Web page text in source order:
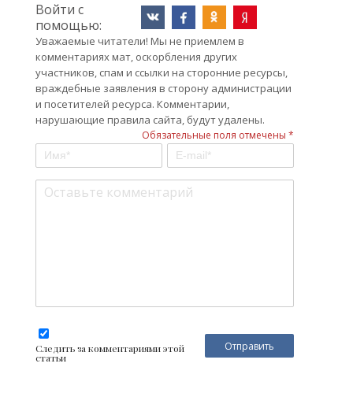
Войти с
помощью:
Уважаемые читатели! Мы не приемлем в
комментариях мат, оскорбления других
участников, спам и ссылки на сторонние ресурсы,
враждебные заявления в сторону администрации
и посетителей ресурса. Комментарии,
нарушающие правила сайта, будут удалены.
Обязательные поля отмечены *
Следить за комментариями этой
статьи